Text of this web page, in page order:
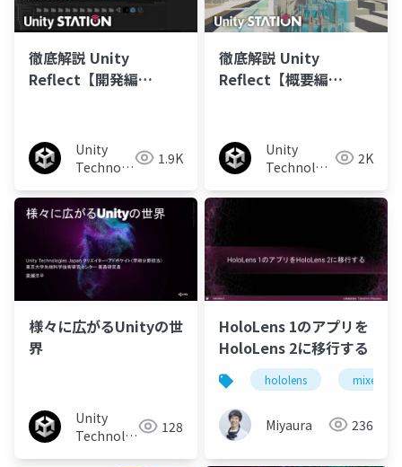
徹底解説 Unity
Reflect【開発編
Unity
Technologies 1.9K
徹底解説 Unity
Reflect【概要編
Unity
Technologies 2K
様々に広がるUnityの世
界
Unity
Technologies 128
HoloLens 1のアプリを
HoloLens 2に移行する
hololens mixed
Miyaura 236